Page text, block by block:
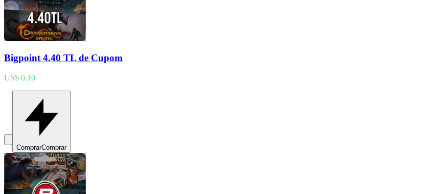
Bigpoint 4.40 TL de Cupom
US$ 0,10
ComprarComprar